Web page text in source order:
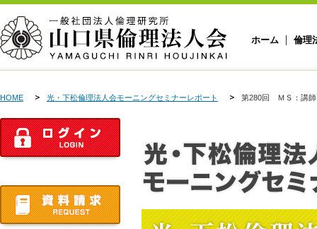
ホーム 倫理
HOME 光・下松倫理法人会モーニングセミナーレポート 第280回 ＭＳ：講